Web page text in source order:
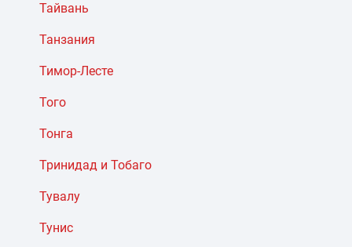
Тайвань
Танзания
Тимор-Лесте
Того
Тонга
Тринидад и Тобаго
Тувалу
Тунис